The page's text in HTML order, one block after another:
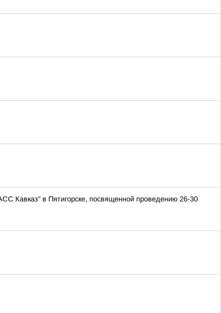
Кавказ" в Пятигорске, посвященной проведению 26-30